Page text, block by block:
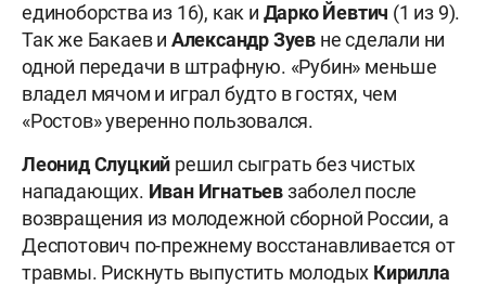
единоборства из 16), как и Дарко Йевтич (1 из 9).
Так же Бакаев и Александр Зуев не сделали ни
одной передачи в штрафную. «Рубин» меньше
владел мячом и играл будто в гостях, чем
«Ростов» уверенно пользовался.
Леонид Слуцкий решил сыграть без чистых
нападающих. Иван Игнатьевзаболел после
возвращения из молодежной сборной России, а
Деспотович по-прежнему восстанавливается от
травмы. Рискнуть выпустить молодых Кирилла